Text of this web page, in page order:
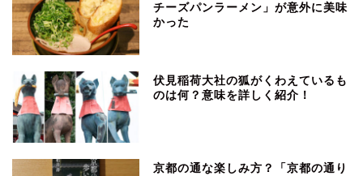
チーズパンラーメン」が意外に美味
かった
伏見稲荷大社の狐がくわえているも
のは何？意味を詳しく紹介！
京都の通な楽しみ方？「京都の通り